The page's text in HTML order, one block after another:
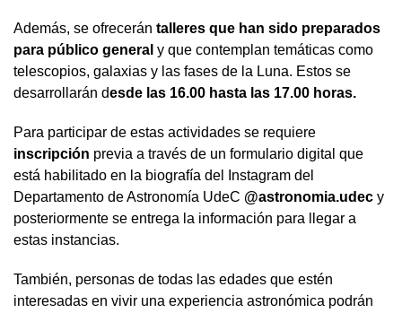
Además, se ofrecerán talleres que han sido preparados
para público general y que contemplan temáticas como
telescopios, galaxias y las fases de la Luna. Estos se
desarrollarán desde las 16.00 hasta las 17.00 horas.
Para participar de estas actividades se requiere
inscripción previa a través de un formulario digital que
está habilitado en la biografía del Instagram del
Departamento de Astronomía UdeC @astronomia.udec y
posteriormente se entrega la información para llegar a
estas instancias.
También, personas de todas las edades que estén
interesadas en vivir una experiencia astronómica podrán